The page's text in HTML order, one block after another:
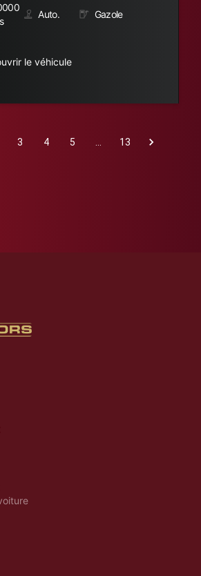
Auto. Gazole
le véhicule
3 4 5 13